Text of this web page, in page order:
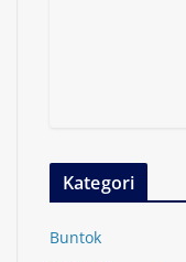
Kategori
Buntok